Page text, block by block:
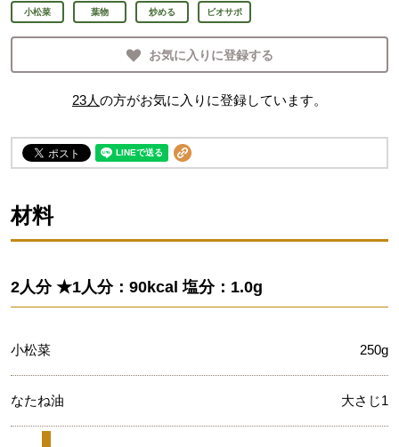
小松菜 葉物 炒める ビオサポ
お気に入りに登録する
23人の方がお気に入りに登録しています。
材料
2人分 ★1人分：90kcal 塩分：1.0g
小松菜 250g
なたね油 大さじ1